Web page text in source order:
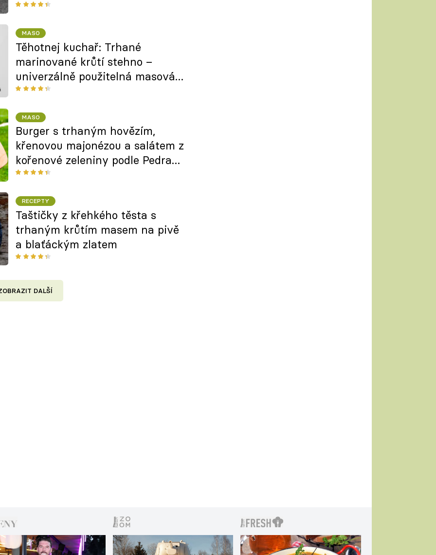
MASO
Těhotnej kuchař: Trhané
marinované krůtí stehno –
univerzálně použitelná masová
lahůdka
MASO
Burger s trhaným hovězím,
křenovou majonézou a salátem z
kořenové zeleniny podle Pedra
Pavlů
RECEPTY
Taštičky z křehkého těsta s
trhaným krůtím masem na pivě
a blaťáckým zlatem
DALŠÍ